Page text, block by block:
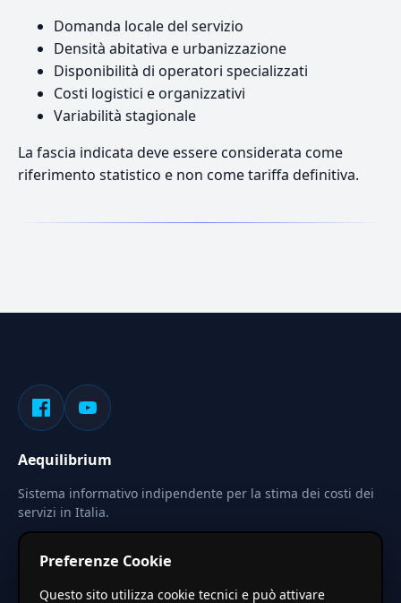
Domanda locale del servizio
Densità abitativa e urbanizzazione
Disponibilità di operatori specializzati
Costi logistici e organizzativi
Variabilità stagionale
La fascia indicata deve essere considerata come
riferimento statistico e non come tariffa definitiva.
Aequilibrium
Sistema informativo indipendente per la stima dei costi dei
servizi in Italia.
Le stime pubblicate sono calcolate tramite coefficienti
Preferenze Cookie
Questo sito utilizza cookie tecnici e può attivare